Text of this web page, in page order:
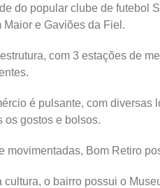
do popular clube de futebol
Maior e Gaviões da Fiel.
com 3 estações de
é pulsante, com diversas
os gostos e bolsos.
movimentadas, Bom Retiro
cultura, o bairro possui o